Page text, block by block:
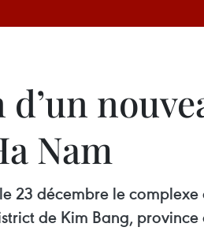
Nam
23 décembre le
de Kim Bang,